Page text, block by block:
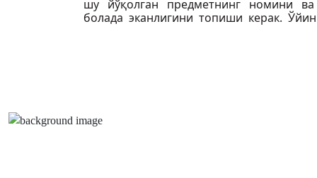
шу йўқолган предметнинг номини
болада эканлигини топиши керак.